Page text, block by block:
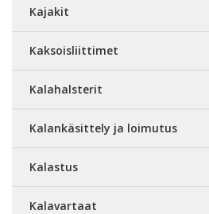
Kajakit
Kaksoisliittimet
Kalahalsterit
Kalankäsittely ja loimutus
Kalastus
Kalavartaat